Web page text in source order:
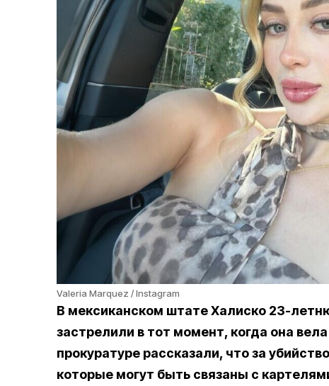
Valeria Marquez / Instagram
В мексиканском штате Халиско 23-
застрелили в тот момент, когда она
прокуратуре рассказали, что за
которые могут быть связаны с